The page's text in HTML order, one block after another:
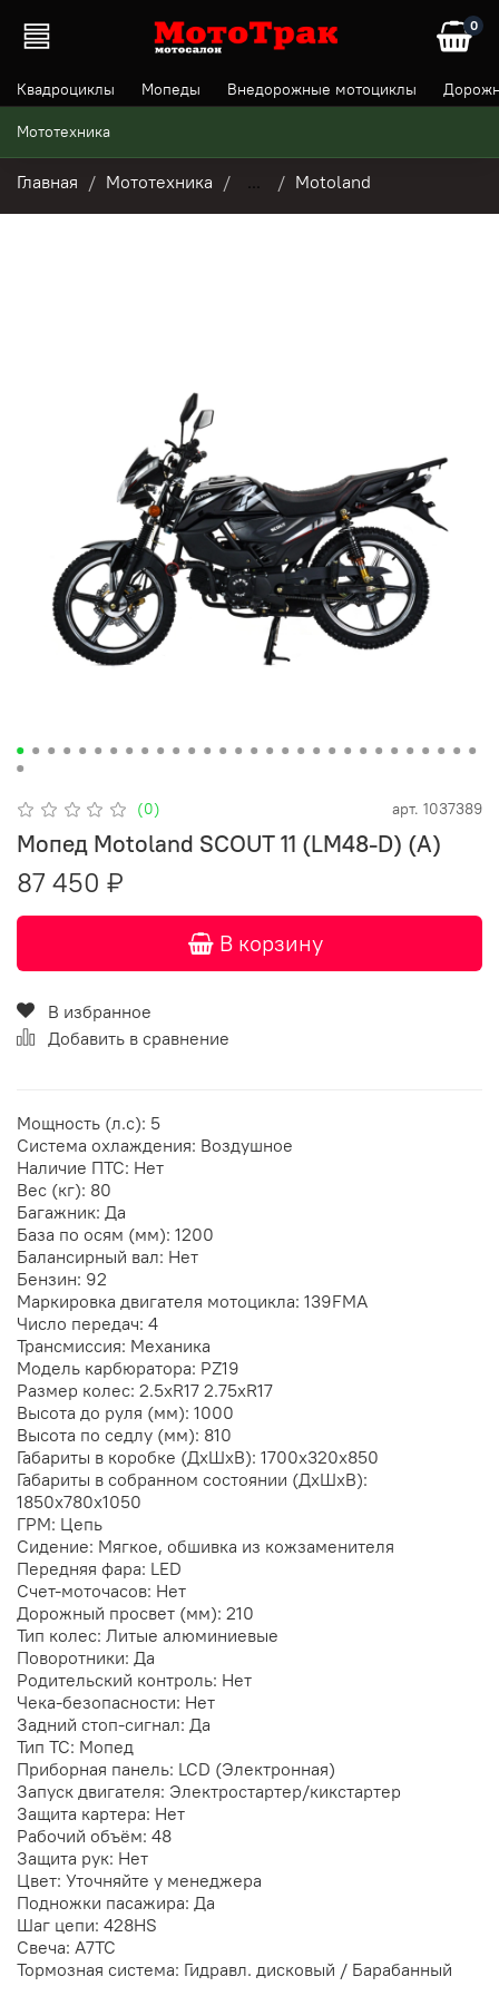
0
Квадроциклы Мопеды Внедорожные мотоциклы
Мототехника
Главная Мототехника Motoland
(0) арт. 1037389
Мопед Motoland SCOUT 11 (LM48-D) (A)
87 450 ₽
В корзину
В избранное
Добавить в сравнение
Мощность (л.с): 5
Система охлаждения: Воздушное
Наличие ПТС: Нет
Вес (кг): 80
Багажник: Да
База по осям (мм): 1200
Балансирный вал: Нет
Бензин: 92
Маркировка двигателя мотоцикла: 139FMA
Число передач: 4
Трансмиссия: Механика
Модель карбюратора: PZ19
Размер колес: 2.5хR17 2.75хR17
Высота до руля (мм): 1000
Высота по седлу (мм): 810
Габариты в коробке (ДхШхВ): 1700x320x850
Габариты в собранном состоянии (ДхШхВ):
1850x780x1050
ГРМ: Цепь
Сидение: Мягкое, обшивка из кожзаменителя
Передняя фара: LED
Счет-моточасов: Нет
Дорожный просвет (мм): 210
Тип колес: Литые алюминиевые
Поворотники: Да
Родительский контроль: Нет
Чека-безопасности: Нет
Задний стоп-сигнал: Да
Тип ТС: Мопед
Приборная панель: LCD (Электронная)
Запуск двигателя: Электростартер/кикстартер
Защита картера: Нет
Рабочий объём: 48
Защита рук: Нет
Цвет: Уточняйте у менеджера
Подножки пасажира: Да
Шаг цепи: 428HS
Свеча: A7TC
Тормозная система: Гидравл. дисковый / Барабанный